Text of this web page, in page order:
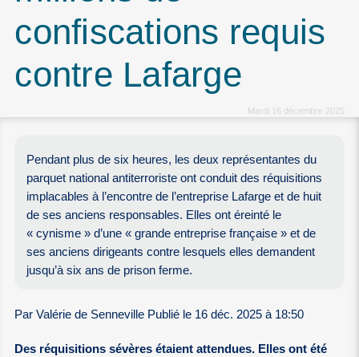
confiscations requis
contre Lafarge
Mardi 16 décembre 2025
Pendant plus de six heures, les deux représentantes du
parquet national antiterroriste ont conduit des réquisitions
implacables à l’encontre de l’entreprise Lafarge et de huit
de ses anciens responsables. Elles ont éreinté le
« cynisme » d’une « grande entreprise française » et de
ses anciens dirigeants contre lesquels elles demandent
jusqu’à six ans de prison ferme.
Par Valérie de Senneville Publié le 16 déc. 2025 à 18:50
Des réquisitions sévères étaient attendues. Elles ont été